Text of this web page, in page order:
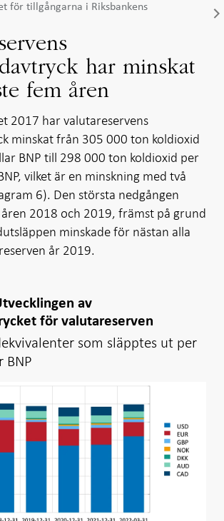
för tillgångarna i Riksbankens
har minskat
fem åren
2017 har valutareservens
minskat från 305 000 ton koldioxid
BNP till 298 000 ton koldioxid per
vilket är en minskning med två
6). Den största nedgången
2018 och 2019, främst på grund
minskade för nästan alla
år 2019.
av
för valutareserven
som släpptes ut per